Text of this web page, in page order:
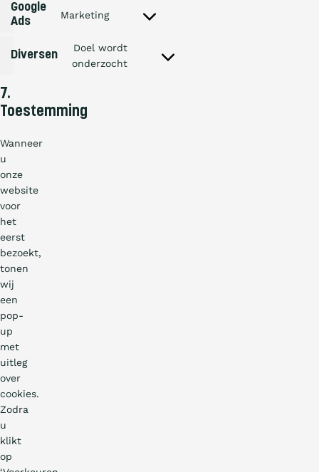
google-
Google
Ads
Marketing
service
google-
ads
Diversen
Doel wordt
onderzocht
7.
Toestemming
Wanneer
u
onze
website
voor
het
eerst
bezoekt,
tonen
wij
een
pop-
up
met
uitleg
over
cookies.
Zodra
u
klikt
op